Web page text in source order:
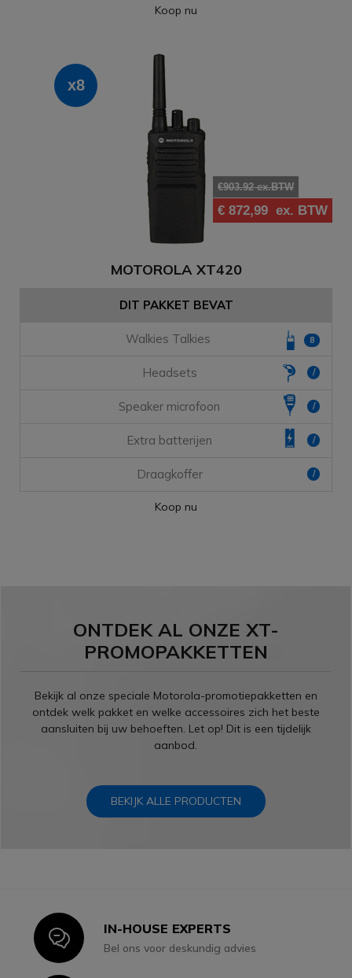
Koop nu
x8
€903.92 ex.BTW
€ 872,99 ex. BTW
MOTOROLA XT420
DIT PAKKET BEVAT
Walkies Talkies 8
Headsets /
Speaker microfoon /
Extra batterijen /
Draagkoffer /
Koop nu
ONTDEK AL ONZE XT-
PROMOPAKKETTEN
Bekijk al onze speciale Motorola-promotiepakketten en
ontdek welk pakket en welke accessoires zich het beste
aansluiten bij uw behoeften. Let op! Dit is een tijdelijk
aanbod.
BEKIJK ALLE PRODUCTEN
IconIN-HOUSE EXPERTS
Bel ons voor deskundig advies